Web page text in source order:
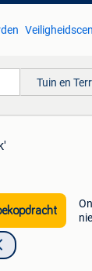
Tuin en